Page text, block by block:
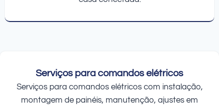
Serviços para comandos elétricos
Serviços para comandos elétricos com instalação,
montagem de painéis, manutenção, ajustes em